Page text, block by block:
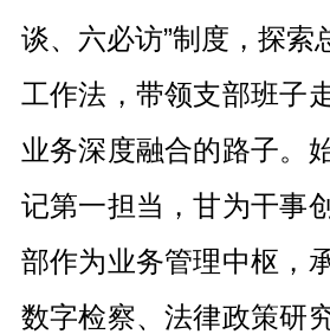
谈、六必访”制度，探索
工作法，带领支部班子
业务深度融合的路子。
记第一担当，甘为干事
部作为业务管理中枢，
数字检察、法律政策研